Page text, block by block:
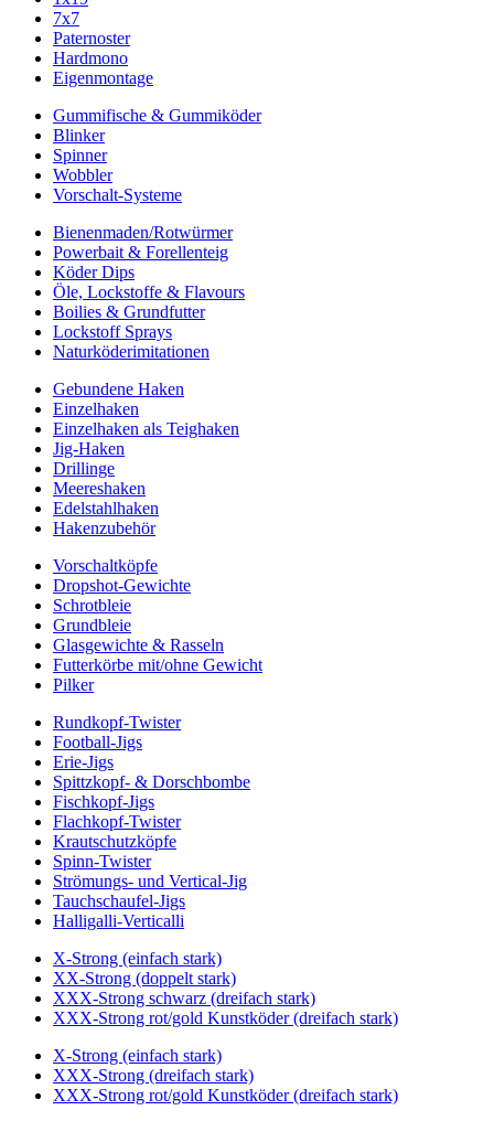
7x7
Paternoster
Hardmono
Eigenmontage
Gummifische & Gummiköder
Blinker
Spinner
Wobbler
Vorschalt-Systeme
Bienenmaden/Rotwürmer
Powerbait & Forellenteig
Köder Dips
Öle, Lockstoffe & Flavours
Boilies & Grundfutter
Lockstoff Sprays
Naturköderimitationen
Gebundene Haken
Einzelhaken
Einzelhaken als Teighaken
Jig-Haken
Drillinge
Meereshaken
Edelstahlhaken
Hakenzubehör
Vorschaltköpfe
Dropshot-Gewichte
Schrotbleie
Grundbleie
Glasgewichte & Rasseln
Futterkörbe mit/ohne Gewicht
Pilker
Rundkopf-Twister
Football-Jigs
Erie-Jigs
Spittzkopf- & Dorschbombe
Fischkopf-Jigs
Flachkopf-Twister
Krautschutzköpfe
Spinn-Twister
Strömungs- und Vertical-Jig
Tauchschaufel-Jigs
Halligalli-Verticalli
X-Strong (einfach stark)
XX-Strong (doppelt stark)
XXX-Strong schwarz (dreifach stark)
XXX-Strong rot/gold Kunstköder (dreifach stark)
X-Strong (einfach stark)
XXX-Strong (dreifach stark)
XXX-Strong rot/gold Kunstköder (dreifach stark)